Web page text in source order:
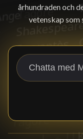
århundraden och
vetenskap som